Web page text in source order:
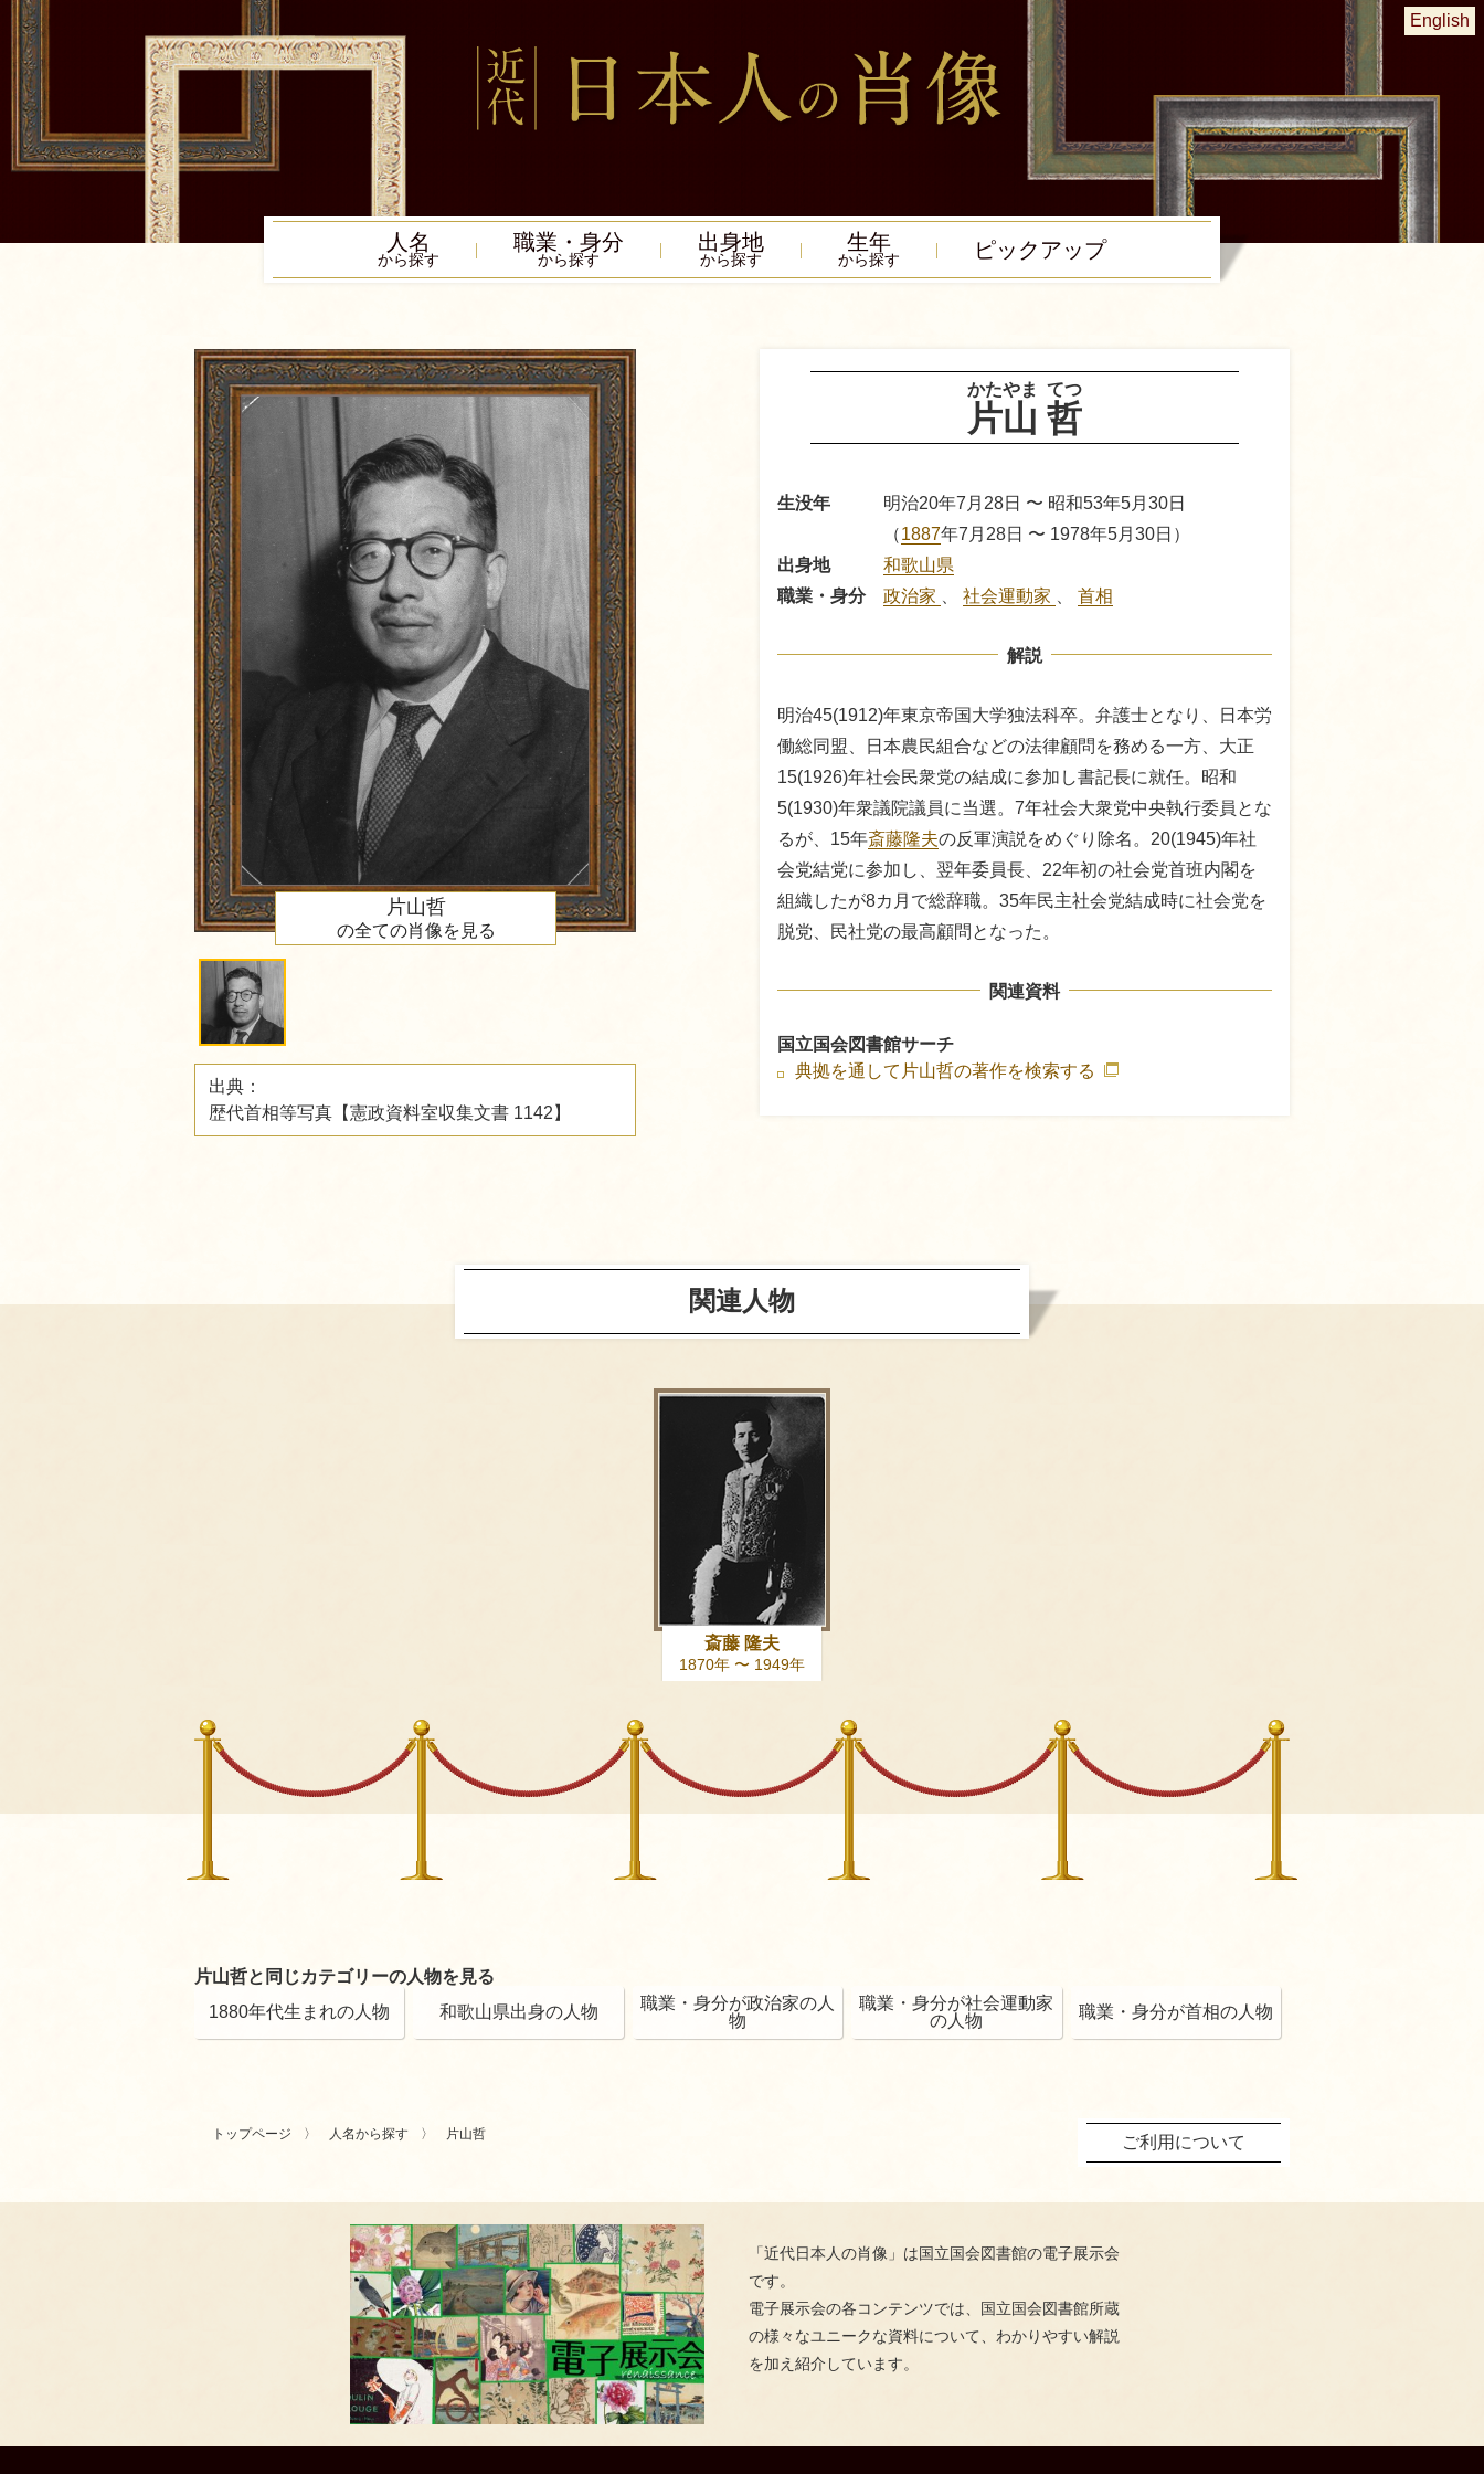
English
人名
から探す
職業・身分
から探す
出身地
から探す
生年
から探す ピック アップ
片山
かたやま
哲
てつ
生没年
明治20年7月28日 〜 昭和53年5月30日
（1887年7月28日 〜 1978年5月30日）
出身地
和歌山県
職業・身分
政治家 社会運動家 首相
解説
明治45(1912)年東京帝国大学独法科卒。弁護士となり、日本労
働総同盟、日本農民組合などの法律顧問を務める一方、大正
15(1926)年社会民衆党の結成に参加し書記長に就任。昭和
5(1930)年衆議院議員に当選。7年社会大衆党中央執行委員とな
るが、15年斎藤隆夫の反軍演説をめぐり除名。20(1945)年社
会党結党に参加し、翌年委員長、22年初の社会党首班内閣を
組織したが8カ月で総辞職。35年民主社会党結成時に社会党を
脱党、民社党の最高顧問となった。
関連資料
国立国会図書館サーチ
典拠を通して片山哲の著作を検索する
片山哲
の全ての肖像を見る
出典：
歴代首相等写真【憲政資料室収集文書 1142】
関連人物
斎藤 隆夫
1870年 〜 1949年
片山哲と同じカテゴリーの人物を見る
1880年代生まれの人物
和歌山県出身の人物
職業・身分が政治家の人
物
職業・身分が社会運動家
の人物
職業・身分が首相の人物
トップページ 人名から探す 片山哲 ご利用について
「近代日本人の肖像」は国立国会図書館の電子展示会
です。
電子展示会の各コンテンツでは、国立国会図書館所蔵
の様々なユニークな資料について、わかりやすい解説
を加え紹介しています。